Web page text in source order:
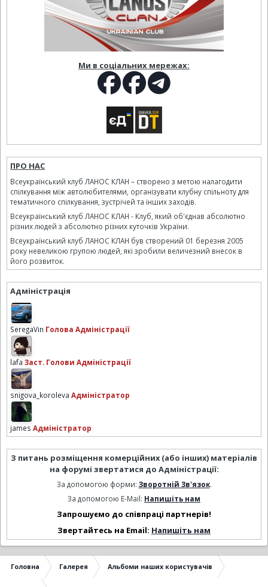
Ми в соціальних мережах:
ПРО НАС
Всеукраїнський клуб ЛАНОС КЛАН – створено з метою налагодити
спілкування між автолюбителями, організувати клубну спільноту для
тематичного спілкування, зустрічей та інших заходів.
Всеукраїнський клуб ЛАНОС КЛАН - Клуб, який об'єднав абсолютно
різних людей з абсолютно різних куточків України.
Всеукраїнський клуб ЛАНОС КЛАН був створений 01 березня 2005
року невеликою групою людей, які зробили величезний внесок в
його розвиток.
Адміністрація
SeregaVin Голова Адміністрації
lafa Заст. Голови Адміністрації
snigova_koroleva Адміністратор
james Адміністратор
З питань розміщення комерційних (або інших) матеріалів
на форумі звертатися до Адміністрації:
За допомогою форми: Зворотній Зв'язок.
За допомогою E-Mail: Напишіть нам
Запрошуємо до співпраці партнерів!
Звертайтесь на Email: Напишіть нам
Головна Галерея Альбоми наших користувачів